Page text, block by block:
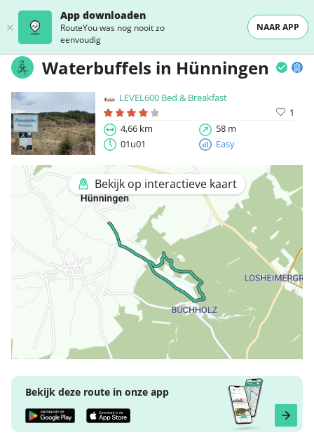
App downloaden
RouteYou was nog nooit zo
eenvoudig
NAAR APP
Waterbuffels in Hünningen
LEVEL600 Bed & Breakfast
1
4,66 km
58 m
01u01
Easy
Bekijk op interactieve kaart
Bekijk deze route in onze app